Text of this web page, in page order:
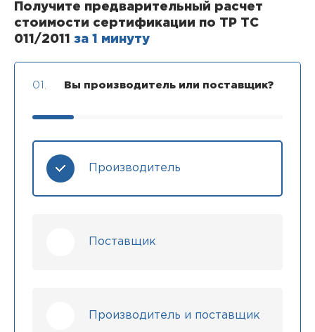
Получите предварительный расчет
стоимости сертификации по ТР ТС
011/2011 за 1 минуту
01. Вы производитель или поставщик?
Производитель
Поставщик
Производитель и поставщик